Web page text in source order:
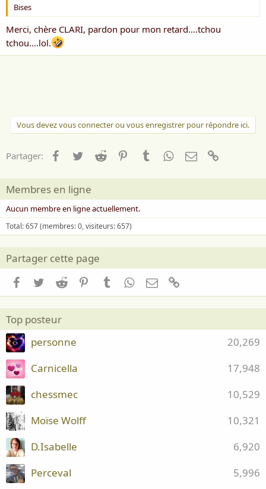
Bises
Merci, chère CLARI, pardon pour mon retard....tchou
tchou....lol.
Vous devez vous connecter ou vous enregistrer pour répondre ici.
Partager: Facebook
TwitterReddit PinterestTumblrWhatsApp
Email
Membres en ligne
Aucun membre en ligne actuellement.
Total: 657 (membres: 0, visiteurs: 657)
Partager cette page
Facebook
TwitterReddit PinterestTumblrWhatsApp
Email
Top posteur
20,269
personne
17,948
Carnicella
10,529
chessmec
10,321
Moïse Wolff
6,920
D.Isabelle
5,996
Perceval